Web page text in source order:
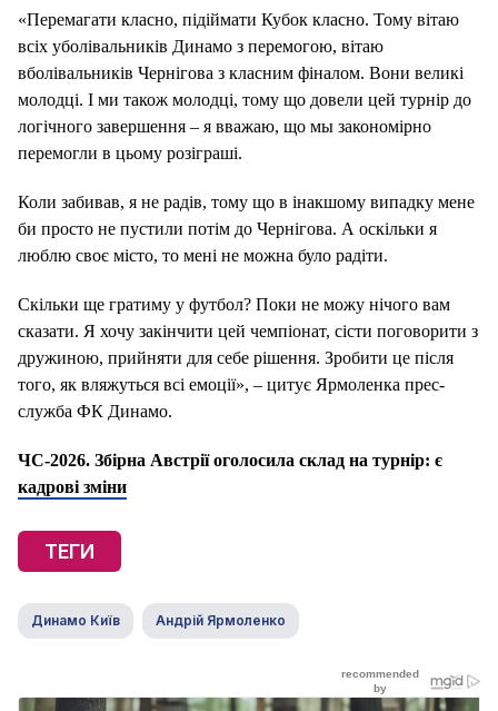
«Перемагати класно, підіймати Кубок класно. Тому вітаю
всіх уболівальників Динамо з перемогою, вітаю
вболівальників Чернігова з класним фіналом. Вони великі
молодці. І ми також молодці, тому що довели цей турнір до
логічного завершення – я вважаю, що мы закономірно
перемогли в цьому розіграші.
Коли забивав, я не радів, тому що в інакшому випадку мене
би просто не пустили потім до Чернігова. А оскільки я
люблю своє місто, то мені не можна було радіти.
Скільки ще гратиму у футбол? Поки не можу нічого вам
сказати. Я хочу закінчити цей чемпіонат, сісти поговорити з
дружиною, прийняти для себе рішення. Зробити це після
того, як вляжуться всі емоції», – цитує Ярмоленка прес-
служба ФК Динамо.
ЧС-2026. Збірна Австрії оголосила склад на турнір: є
кадрові зміни
ТЕГИ
Динамо Київ Андрій Ярмоленко